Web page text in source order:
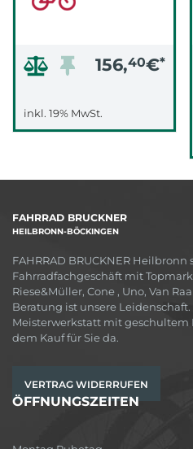
156,40€*
inkl. 19% MwSt.
FAHRRAD BRUCKNER
HEILBRONN-BÖCKINGEN
FAHRRAD BRUCKNER
Fahrradfachgeschäft mit
Riese&Müller, Cone , Uno, Van
Beratung ist unsere
Meisterwerkstatt mit geschultem
dem Kauf für Sie da.
VERTRAG WIDERRUFEN
ÖFFNUNGSZEITEN